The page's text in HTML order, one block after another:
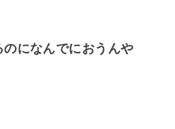
のになんでにおうんや